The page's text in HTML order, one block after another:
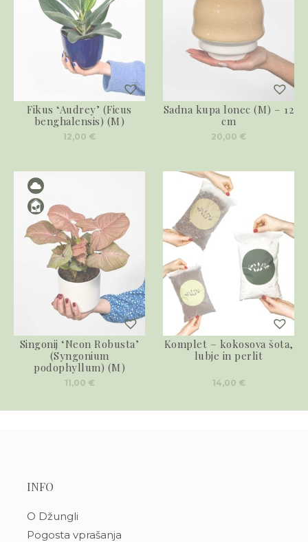
Fikus ‘Audrey’ (Ficus
benghalensis) (M)
12,00 €
Sadna kupa lonec (M) – 12
cm
20,00 €
Singonij ‘Neon Robusta’
(Syngonium
podophyllum) (M)
11,00 €
Komplet – kokosova šota,
lubje in perlit
14,00 €
INFO
O Džungli
Pogosta vprašanja